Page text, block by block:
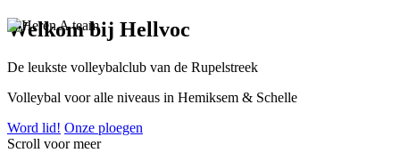
Welkom bij Hellvoc
De leukste volleybalclub van de Rupelstreek
Volleybal voor alle niveaus in Hemiksem & Schelle
Word lid! Onze ploegen
Scroll voor meer